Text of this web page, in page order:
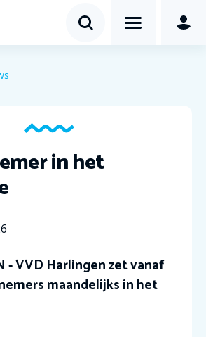
in het
- VVD Harlingen zet vanaf
maandelijks in het